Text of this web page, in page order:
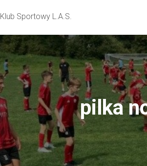
Klub Sportowy L.A.S.
pilka